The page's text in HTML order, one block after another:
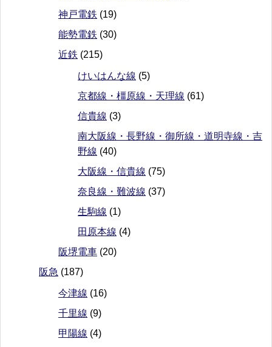
神戸電鉄 (19)
能勢電鉄 (30)
近鉄 (215)
けいはんな線 (5)
京都線・橿原線・天理線 (61)
信貴線 (3)
南大阪線・長野線・御所線・道明寺線・吉
野線 (40)
大阪線・信貴線 (75)
奈良線・難波線 (37)
生駒線 (1)
田原本線 (4)
阪堺電車 (20)
阪急 (187)
今津線 (16)
千里線 (9)
甲陽線 (4)